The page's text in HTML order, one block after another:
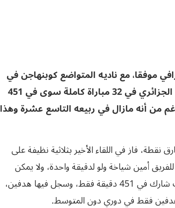
موفقا، مع ناديه المتواضع كوبنهاجن في
دوري متواضع، ومع ذلك لم يشارك رأس الحربة الجزائري في 32 مباراة كاملة سوى في 451
من أنه مازال في ربيعه التاسع عشرة وهذا
بفارق نقطة، فاز في اللقاء الأخير بثلاثية نظيفة على
أمين شياخة ولو لدقيقة واحدة، ولا يمكن
وصف مشوار اللاعب بالحسن ولا حتى المتوسط، حيث شارك في 451 دقيقة فقط، وسجل فيها هدفين،
فقط في دوري دون المتوسط.